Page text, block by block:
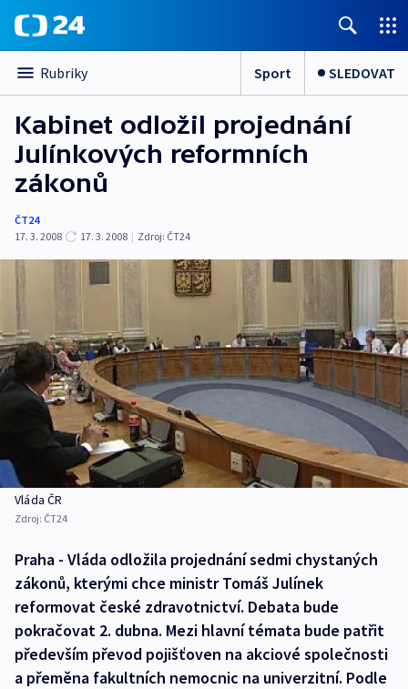
Rubriky Sport SLEDOVAT
Kabinet odložil projednání
Julínkových reformních
zákonů
ČT24
17. 3. 2008
17. 3. 2008 | Zdroj: ČT24
Vláda ČR
Zdroj: ČT24
Praha - Vláda odložila projednání sedmi chystaných
zákonů, kterými chce ministr Tomáš Julínek
reformovat české zdravotnictví. Debata bude
pokračovat 2. dubna. Mezi hlavní témata bude patřit
především převod pojišťoven na akciové společnosti
a přeměna fakultních nemocnic na univerzitní. Podle